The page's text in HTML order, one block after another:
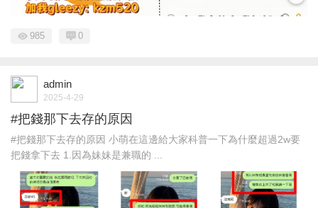
985 0
admin
2025-4-29
#把錢那下去存的原因
#把錢那下去存的原因 小萌在這邊給大家科普一下為什麼超過2w要
把錢拿下去 1.因為妹妹是兼職的 ...